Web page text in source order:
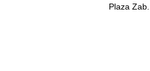
Plaza Zab...